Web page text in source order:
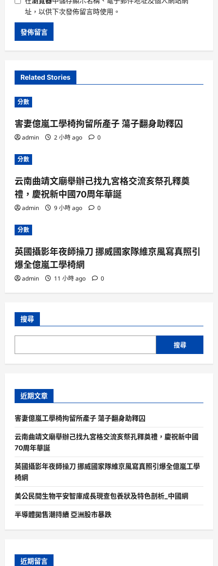
址，以供下次發佈留言時使用。
Related Stories
分數
害妻億嵐工學椅拘留所產子 蕩子翻身助釋囚
admin 2 小時 ago 0
分數
云南曲靖文廟舉辦己找九宮格交流亥祭孔釋奠
禮，慶祝新中國70周年華誕
admin 9 小時 ago 0
分數
英國攝影年夜師操刀 挪威國家隊維京風寫真照引
爆全億嵐工學椅網
admin 11 小時 ago 0
搜尋
搜尋
近期文章
害妻億嵐工學椅拘留所產子 蕩子翻身助釋囚
云南曲靖文廟舉辦己找九宮格交流亥祭孔釋奠禮，慶祝新中國
70周年華誕
英國攝影年夜師操刀 挪威國家隊維京風寫真照引爆全億嵐工學
椅網
美公民間生物平安智庫成長現查包養狀及特色剖析_中國網
半導體拋售潮持續 亞洲股市暴跌
近期留言